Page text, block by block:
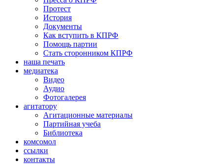
Протест
История
Документы
Как вступить в КПРФ
Помощь партии
Стать сторонником КПРФ
наша печать
медиатека
Видео
Аудио
Фотогалерея
агитатору
Агитационные материалы
Партийная учеба
Библиотека
комсомол
ссылки
контакты